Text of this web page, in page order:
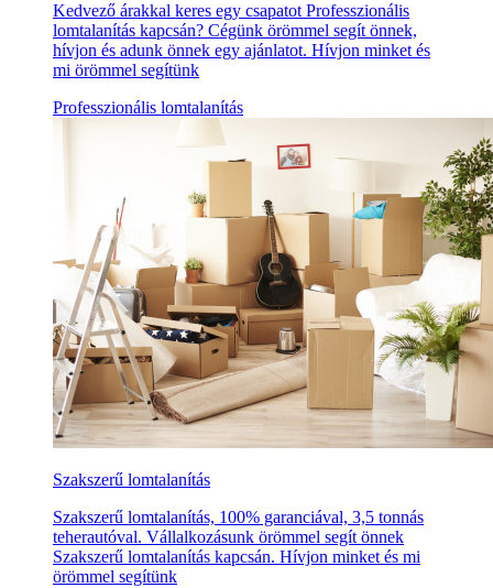
Kedvező árakkal keres egy csapatot Professzionális
lomtalanítás kapcsán? Cégünk örömmel segít önnek,
hívjon és adunk önnek egy ajánlatot. Hívjon minket és
mi örömmel segítünk
Professzionális lomtalanítás
Szakszerű lomtalanítás
Szakszerű lomtalanítás, 100% garanciával, 3,5 tonnás
teherautóval. Vállalkozásunk örömmel segít önnek
Szakszerű lomtalanítás kapcsán. Hívjon minket és mi
örömmel segítünk